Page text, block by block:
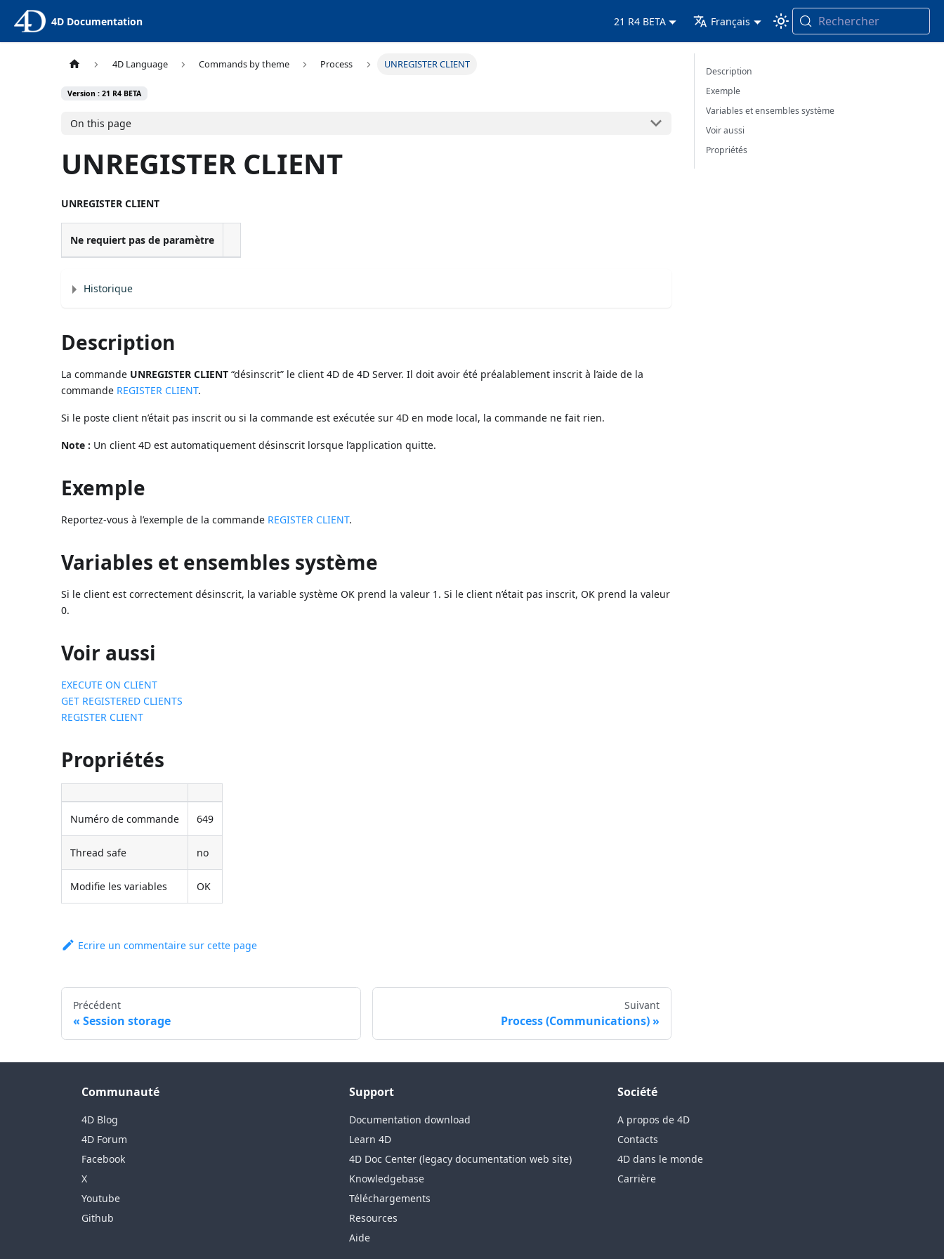
4D Documentation 21 R4 BETA Français Rechercher
4D Language Commands by theme Process UNREGISTER CLIENT
Version : 21 R4 BETA
On this page
UNREGISTER CLIENT
UNREGISTER CLIENT
Ne requiert pas de paramètre
Historique
Description
La commande UNREGISTER CLIENT “désinscrit” le client 4D de 4D Server. Il doit avoir été préalablement inscrit à l’aide de la
commande REGISTER CLIENT.
Si le poste client n’était pas inscrit ou si la commande est exécutée sur 4D en mode local, la commande ne fait rien.
Note : Un client 4D est automatiquement désinscrit lorsque l’application quitte.
Exemple
Reportez-vous à l’exemple de la commande REGISTER CLIENT.
Variables et ensembles système
Si le client est correctement désinscrit, la variable système OK prend la valeur 1. Si le client n’était pas inscrit, OK prend la valeur
0.
Voir aussi
EXECUTE ON CLIENT
GET REGISTERED CLIENTS
REGISTER CLIENT
Propriétés
Numéro de commande 649
Thread safe no
Modifie les variables OK
Ecrire un commentaire sur cette page
Précédent
Session storage
Suivant
Process (Communications)
Description
Exemple
Variables et ensembles système
Voir aussi
Propriétés
Communauté
4D Blog
4D Forum
Facebook
X
Youtube
Github
Support
Documentation download
Learn 4D
4D Doc Center (legacy documentation web site)
Knowledgebase
Téléchargements
Resources
Aide
Société
A propos de 4D
Contacts
4D dans le monde
Carrière